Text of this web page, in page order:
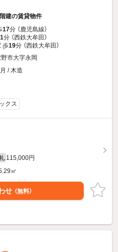
建の賃貸物件
17分 （鹿児島線）
分 （西鉄大牟田）
歩19分 （西鉄大牟田）
市大字永岡
/ 木造
クス
115,000円
㎡
せ （無料）